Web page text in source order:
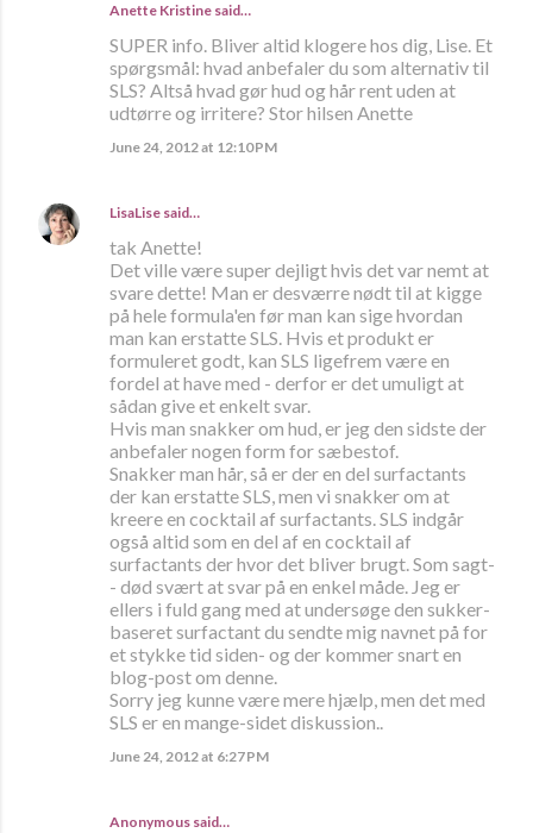
Anette Kristine said…
SUPER info. Bliver altid klogere hos dig, Lise. Et
spørgsmål: hvad anbefaler du som alternativ til
SLS? Altså hvad gør hud og hår rent uden at
udtørre og irritere? Stor hilsen Anette
June 24, 2012 at 12:10 PM
LisaLise said…
tak Anette!
Det ville være super dejligt hvis det var nemt at
svare dette! Man er desværre nødt til at kigge
på hele formula'en før man kan sige hvordan
man kan erstatte SLS. Hvis et produkt er
formuleret godt, kan SLS ligefrem være en
fordel at have med - derfor er det umuligt at
sådan give et enkelt svar.
Hvis man snakker om hud, er jeg den sidste der
anbefaler nogen form for sæbestof.
Snakker man hår, så er der en del surfactants
der kan erstatte SLS, men vi snakker om at
kreere en cocktail af surfactants. SLS indgår
også altid som en del af en cocktail af
surfactants der hvor det bliver brugt. Som sagt-
- død svært at svar på en enkel måde. Jeg er
ellers i fuld gang med at undersøge den sukker-
baseret surfactant du sendte mig navnet på for
et stykke tid siden- og der kommer snart en
blog-post om denne.
Sorry jeg kunne være mere hjælp, men det med
SLS er en mange-sidet diskussion..
June 24, 2012 at 6:27 PM
Anonymous said…